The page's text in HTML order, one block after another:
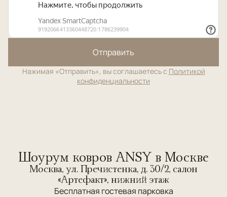
Отправить
Нажимая «Отправить», вы соглашаетесь с Политикой
конфиденциальности
Шоурум ковров ANSY в Москве
Москва, ул. Пречистенка, д. 30/2, салон
«Артефакт», нижний этаж
Бесплатная гостевая парковка